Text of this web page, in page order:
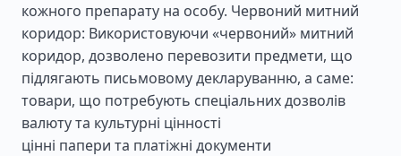
кожного препарату на особу. Червоний митний
коридор: Використовуючи «червоний» митний
коридор, дозволено перевозити предмети, що
підлягають письмовому декларуванню, а саме:
товари, що потребують спеціальних дозволів
валюту та культурні цінності
цінні папери та платіжні документи